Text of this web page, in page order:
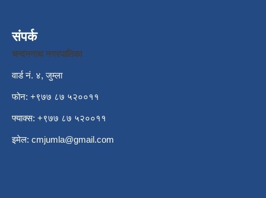
संपर्क
चन्दननाथ नगरपालिका
वार्ड नं. ४, जुम्ला
फोन: +९७७ ८७ ५२००११
फ्याक्स: +९७७ ८७ ५२००११
इमेल: cmjumla@gmail.com